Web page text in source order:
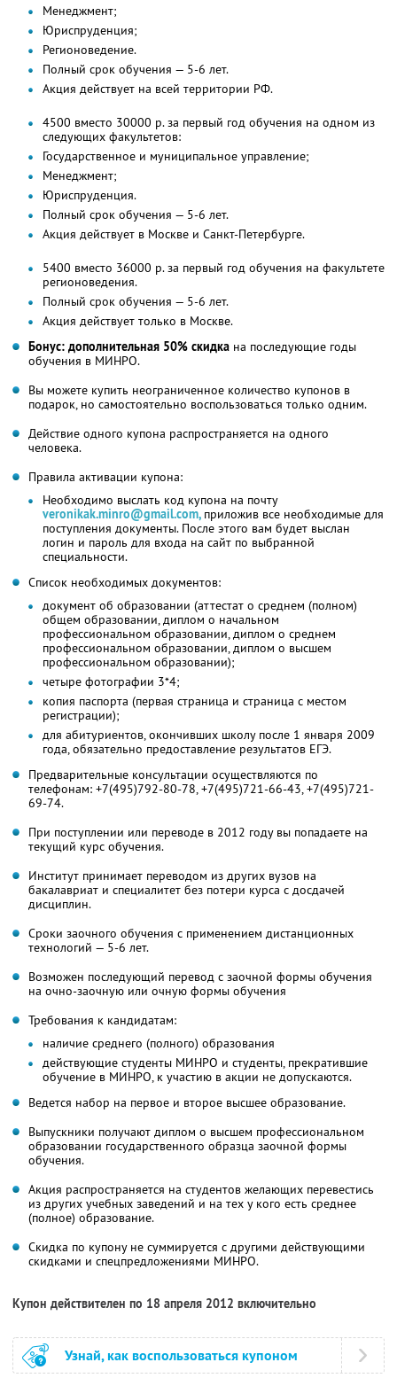
Менеджмент;
Юриспруденция;
Регионоведение.
Полный срок обучения — 5-6 лет.
Акция действует на всей территории РФ.
4500 вместо 30000 р. за первый год обучения на одном из
следующих факультетов:
Государственное и муниципальное управление;
Менеджмент;
Юриспруденция.
Полный срок обучения — 5-6 лет.
Акция действует в Москве и Санкт-Петербурге.
5400 вместо 36000 р. за первый год обучения на факультете
регионоведения.
Полный срок обучения — 5-6 лет.
Акция действует только в Москве.
Бонус: дополнительная 50% скидка на последующие годы
обучения в МИНРО.
Вы можете купить неограниченное количество купонов в
подарок, но самостоятельно воспользоваться только одним.
Действие одного купона распространяется на одного
человека.
Правила активации купона:
Необходимо выслать код купона на почту
veronikak.minro@gmail.com, приложив все необходимые для
поступления документы. После этого вам будет выслан
логин и пароль для входа на сайт по выбранной
специальности.
Список необходимых документов:
документ об образовании (аттестат о среднем (полном)
общем образовании, диплом о начальном
профессиональном образовании, диплом о среднем
профессиональном образовании, диплом о высшем
профессиональном образовании);
четыре фотографии 3*4;
копия паспорта (первая страница и страница с местом
регистрации);
для абитуриентов, окончивших школу после 1 января 2009
года, обязательно предоставление результатов ЕГЭ.
Предварительные консультации осуществляются по
телефонам: +7(495)792-80-78, +7(495)721-66-43, +7(495)721-
69-74.
При поступлении или переводе в 2012 году вы попадаете на
текущий курс обучения.
Институт принимает переводом из других вузов на
бакалавриат и специалитет без потери курса с досдачей
дисциплин.
Сроки заочного обучения с применением дистанционных
технологий — 5-6 лет.
Возможен последующий перевод с заочной формы обучения
на очно-заочную или очную формы обучения
Требования к кандидатам:
наличие среднего (полного) образования
действующие студенты МИНРО и студенты, прекратившие
обучение в МИНРО, к участию в акции не допускаются.
Ведется набор на первое и второе высшее образование.
Выпускники получают диплом о высшем профессиональном
образовании государственного образца заочной формы
обучения.
Акция распространяется на студентов желающих перевестись
из других учебных заведений и на тех у кого есть среднее
(полное) образование.
Скидка по купону не суммируется с другими действующими
скидками и спецпредложениями МИНРО.
Купон действителен по 18 апреля 2012 включительно
Узнай, как воспользоваться купоном